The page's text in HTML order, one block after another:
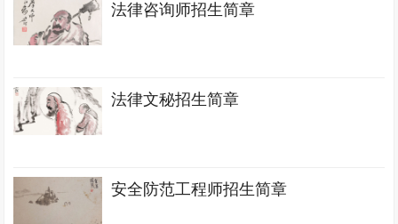
法律咨询师招生简章
法律文秘招生简章
安全防范工程师招生简章